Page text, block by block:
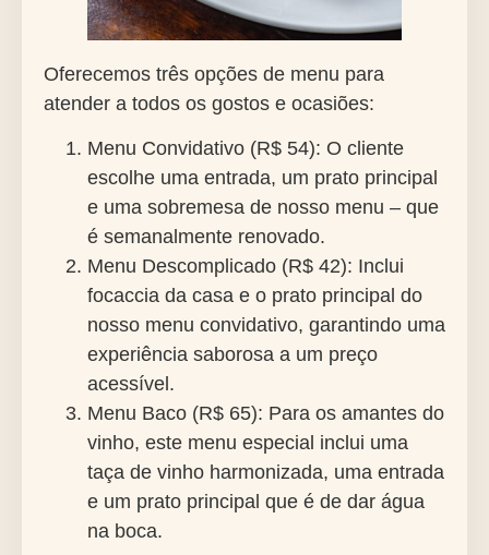
Oferecemos três opções de menu para
atender a todos os gostos e ocasiões:
Menu Convidativo (R$ 54): O cliente
escolhe uma entrada, um prato principal
e uma sobremesa de nosso menu – que
é semanalmente renovado.
Menu Descomplicado (R$ 42): Inclui
focaccia da casa e o prato principal do
nosso menu convidativo, garantindo uma
experiência saborosa a um preço
acessível.
Menu Baco (R$ 65): Para os amantes do
vinho, este menu especial inclui uma
taça de vinho harmonizada, uma entrada
e um prato principal que é de dar água
na boca.